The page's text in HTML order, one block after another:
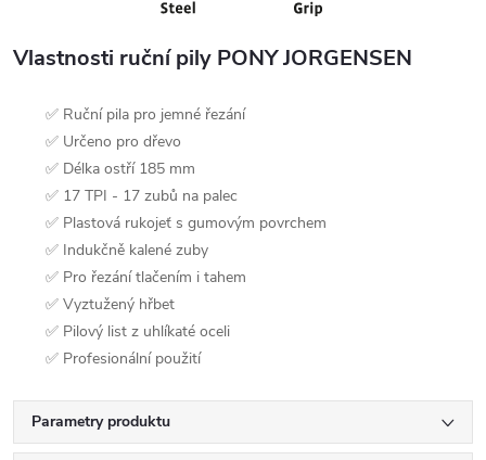
Vlastnosti ruční pily PONY JORGENSEN
✅ Ruční pila pro jemné řezání
✅ Určeno pro dřevo
✅ Délka ostří 185 mm
✅ 17 TPI - 17 zubů na palec
✅ Plastová rukojeť s gumovým povrchem
✅ Indukčně kalené zuby
✅ Pro řezání tlačením i tahem
✅ Vyztužený hřbet
✅ Pilový list z uhlíkaté oceli
✅ Profesionální použití
Parametry produktu